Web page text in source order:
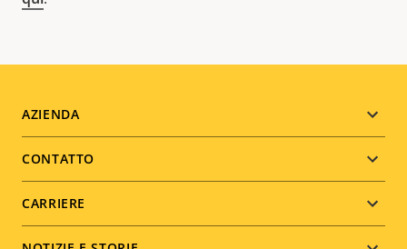
Footer
menu
AZIENDA
CONTATTO
CARRIERE